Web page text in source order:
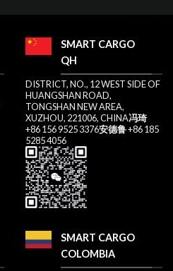
SMART CARGO
QH
DISTRICT, NO., 12 WEST SIDE OF
HUANGSHAN ROAD,
TONGSHAN NEW AREA,
XUZHOU, 221006, CHINA冯琦
+86 156 9525 3376安德鲁+86 185
5285 4056
SMART CARGO
COLOMBIA